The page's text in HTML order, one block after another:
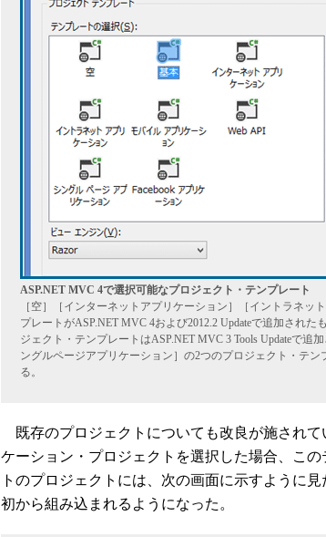
ASP.NET MVC 4で選択可能なプロジェクト・テンプレート
［空］［インターネットアプリケーション］［イントラネッ
プレートがASP.NET MVC 4および2012.2 Updateで追加され
ジェクト・テンプレートはASP.NET MVC 3 Tools Updateで追
ングルページアプリケーション］の2つのプロジェクト・テン
る。
既存のプロジェクトについても改良が施されて
ケーション・プロジェクトを選択した場合、こ
トのプロジェクトには、次の画面に示すように
初から組み込まれるようになった。